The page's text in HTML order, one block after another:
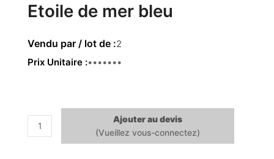
Etoile de mer bleu
2
Prix Unitaire 21.00 €
quantité
de
Ajouter au devis